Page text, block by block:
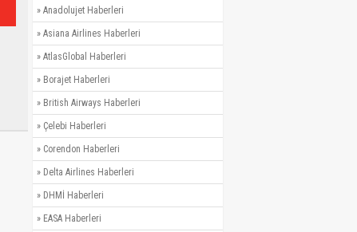
» Anadolujet Haberleri
» Asiana Airlines Haberleri
» AtlasGlobal Haberleri
» Borajet Haberleri
» British Airways Haberleri
» Çelebi Haberleri
» Corendon Haberleri
» Delta Airlines Haberleri
» DHMİ Haberleri
» EASA Haberleri